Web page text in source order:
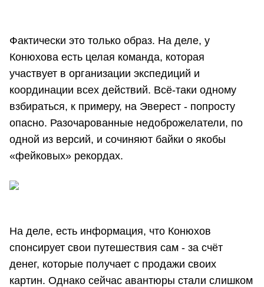
Фактически это только образ. На деле, у
Конюхова есть целая команда, которая
участвует в организации экспедиций и
координации всех действий. Всё-таки одному
взбираться, к примеру, на Эверест - попросту
опасно. Разочарованные недоброжелатели, по
одной из версий, и сочиняют байки о якобы
«фейковых» рекордах.
На деле, есть информация, что Конюхов
спонсирует свои путешествия сам - за счёт
денег, которые получает с продажи своих
картин. Однако сейчас авантюры стали слишком